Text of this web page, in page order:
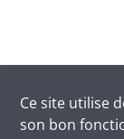
Ce site utilise
son bon